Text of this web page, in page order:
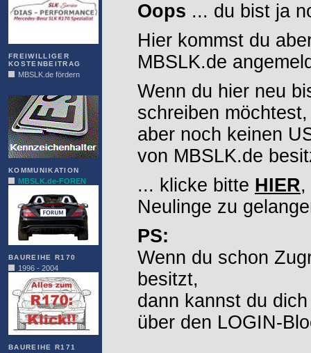
FREIWILLIGER
KOSTENBEITRAG
MBSLK.de fördern
KOMMUNIKATION
MBSLK.de-FOREN
BAUREIHE R170
1996 - 2004
BAUREIHE R171
Oops ... du bist ja
Hier kommst du
MBSLK.de
Wenn du hier neu
schreiben möchtest,
aber noch keinen
von MBSLK.de
... klicke bitte HIER,
Neulinge zu
PS:
Wenn du schon
besitzt,
dann kannst du
über den LOGIN-